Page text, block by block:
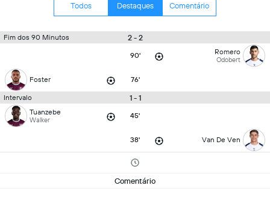
Todos Destaques Comentário
Fim dos 90 Minutos 2 - 2
90' Romero
Odobert
Foster 76'
Intervalo 1 - 1
Tuanzebe
Walker 45'
38' Van De Ven
Comentário